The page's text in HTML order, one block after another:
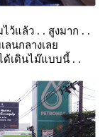
ว้แล้ว . . สูงมาก . .
ลนกลางเล
ด้เดินไม๊แบบนี้ . .